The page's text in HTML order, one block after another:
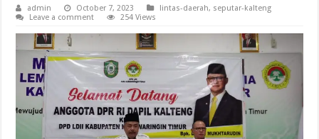
admin October 7, 2023 lintas-daerah, seputar-kalteng
Leave a comment
254 Views